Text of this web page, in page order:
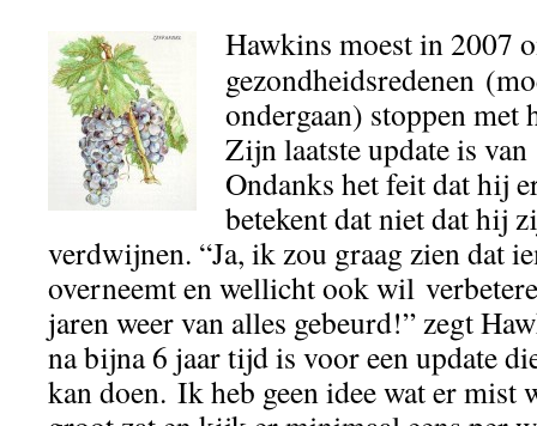
Hawkins moest in 2007
gezondheidsredenen
ondergaan) stoppen met
Zijn laatste update is
Ondanks het feit dat hij
betekent dat niet dat hij
verdwijnen. “Ja, ik zou graag zien dat
overneemt en wellicht ook wil
jaren weer van alles gebeurd!” zegt
na bijna 6 jaar tijd is voor een update
kan doen. Ik heb geen idee wat er